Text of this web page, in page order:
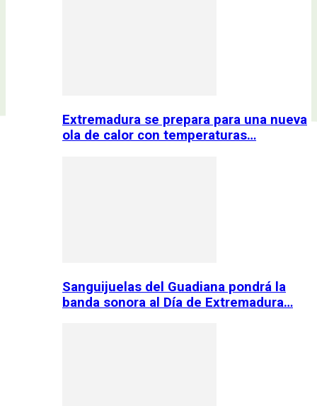
Extremadura se prepara para una nueva
ola de calor con temperaturas…
Sanguijuelas del Guadiana pondrá la
banda sonora al Día de Extremadura…